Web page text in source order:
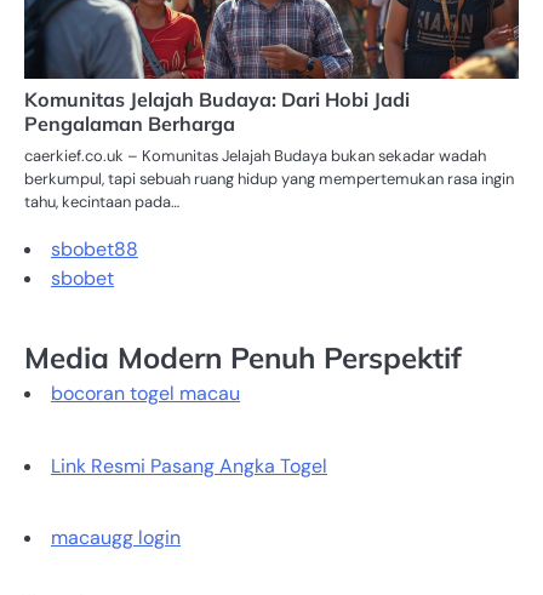
Komunitas Jelajah Budaya: Dari Hobi Jadi
Pengalaman Berharga
caerkief.co.uk – Komunitas Jelajah Budaya bukan sekadar wadah
berkumpul, tapi sebuah ruang hidup yang mempertemukan rasa ingin
tahu, kecintaan pada…
sbobet88
sbobet
Media Modern Penuh Perspektif
bocoran togel macau
Link Resmi Pasang Angka Togel
macaugg login